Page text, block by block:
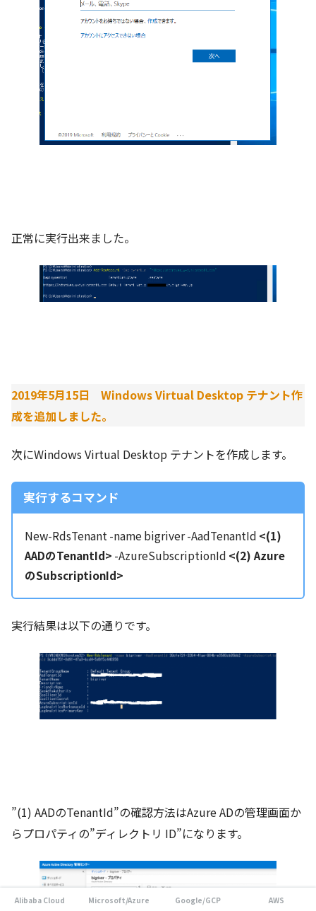
正常に実行出来ました。
2019年5月15日 Windows Virtual Desktop テナント作
成を追加しました。
次にWindows Virtual Desktop テナントを作成します。
実行するコマンド
New-RdsTenant -name bigriver -AadTenantId <(1)
AADのTenantId> -AzureSubscriptionId <(2) Azure
のSubscriptionId>
実行結果は以下の通りです。
”(1) AADのTenantId”の確認方法はAzure ADの管理画面か
らプロパティの”ディレクトリ ID”になります。
Alibaba Cloud Microsoft/Azure Google/GCP AWS